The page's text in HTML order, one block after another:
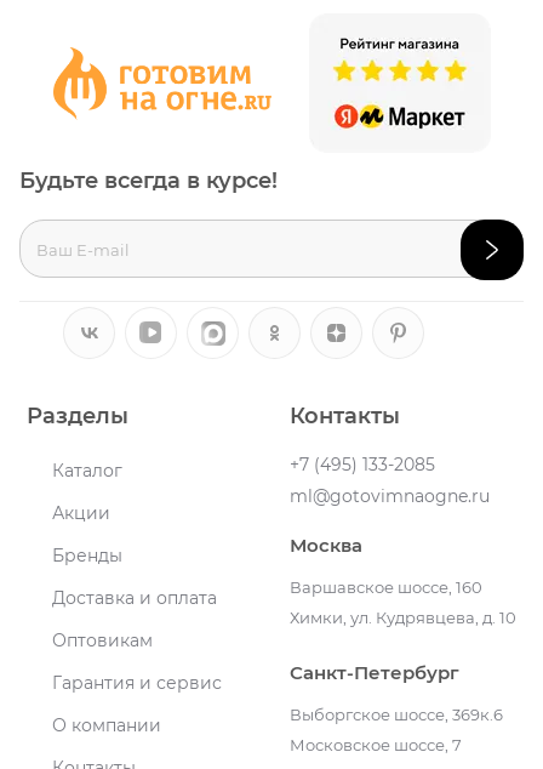
Разделы
Каталог
Акции
Бренды
Доставка и оплата
Оптовикам
Гарантия и сервис
О компании
Контакты
+7 (495) 133-2085
ml@gotovimnaogne.ru
Москва
Варшавское шоссе, 160
Химки, ул. Кудрявцева, д. 10
Санкт-Петербург
Выборгское шоссе, 369к.6
Московское шоссе, 7
Будьте всегда в курсе!